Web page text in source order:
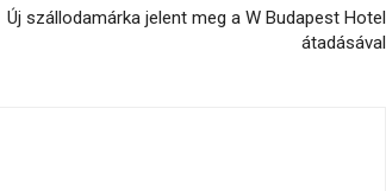
Új szállodamárka jelent meg a W Budapest Hotel
átadásával